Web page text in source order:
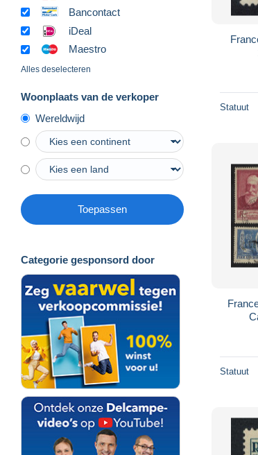
Bancontact
iDeal
Maestro
Alles deselecteren
Woonplaats van de verkoper
Wereldwijd
Toepassen
Categorie gesponsord door
Statuut
Statuut